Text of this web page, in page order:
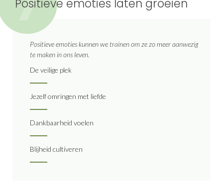
Positieve emoties laten groeien
Positieve emoties kunnen we trainen om ze zo meer aanwezig
te maken in ons leven.
De veilige plek
Jezelf omringen met liefde
Dankbaarheid voelen
Blijheid cultiveren